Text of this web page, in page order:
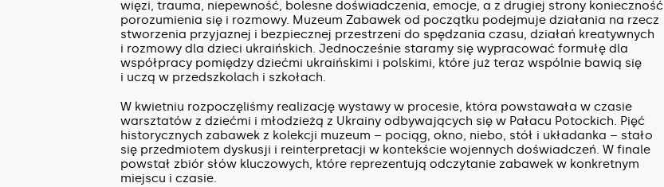
więzi, trauma, niepewność, bolesne doświadczenia, emocje, a z drugiej strony konieczność
porozumienia się i rozmowy. Muzeum Zabawek od początku podejmuje działania na rzecz
stworzenia przyjaznej i bezpiecznej przestrzeni do spędzania czasu, działań kreatywnych
i rozmowy dla dzieci ukraińskich. Jednocześnie staramy się wypracować formułę dla
współpracy pomiędzy dziećmi ukraińskimi i polskimi, które już teraz wspólnie bawią się
i uczą w przedszkolach i szkołach.
W kwietniu rozpoczęliśmy realizację wystawy w procesie, która powstawała w czasie
warsztatów z dziećmi i młodzieżą z Ukrainy odbywających się w Pałacu Potockich. Pięć
historycznych zabawek z kolekcji muzeum – pociąg, okno, niebo, stół i układanka – stało
się przedmiotem dyskusji i reinterpretacji w kontekście wojennych doświadczeń. W finale
powstał zbiór słów kluczowych, które reprezentują odczytanie zabawek w konkretnym
miejscu i czasie.